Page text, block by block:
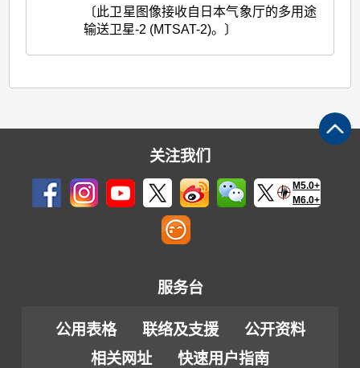
〔此卫星图像接收自日本气象厅的多用途
输送卫星-2 (MTSAT-2)。〕
关注我们
M5.0+
M6.0+
服务台
公用表格 联络及支援
公开资料
相关网址
快速用户指南